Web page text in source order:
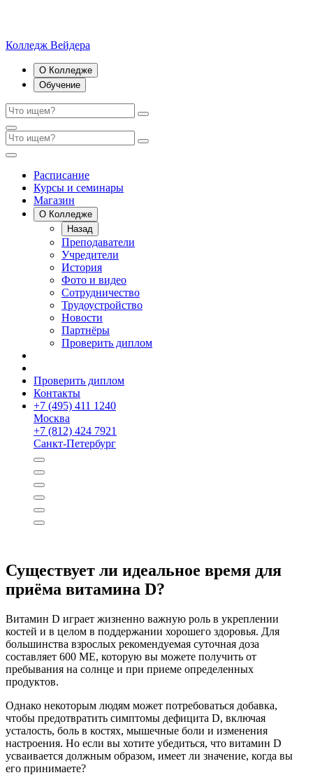
Колледж Вейдера
О Колледже
Обучение
Расписание
Курсы и семинары
Магазин
О Колледже
Назад
Преподаватели
Учредители
История
Фото и видео
Сотрудничество
Трудоустройство
Новости
Партнёры
Проверить диплом
Проверить диплом
Контакты
+7 (495) 411 1240
Москва
+7 (812) 424 7921
Санкт-Петербург
Существует ли идеальное время для
приёма витамина D?
Витамин D играет жизненно важную роль в укреплении
костей и в целом в поддержании хорошего здоровья. Для
большинства взрослых рекомендуемая суточная доза
составляет 600 МЕ, которую вы можете получить от
пребывания на солнце и при приеме определенных
продуктов.
Однако некоторым людям может потребоваться добавка,
чтобы предотвратить симптомы дефицита D, включая
усталость, боль в костях, мышечные боли и изменения
настроения. Но если вы хотите убедиться, что витамин D
усваивается должным образом, имеет ли значение, когда вы
его принимаете?